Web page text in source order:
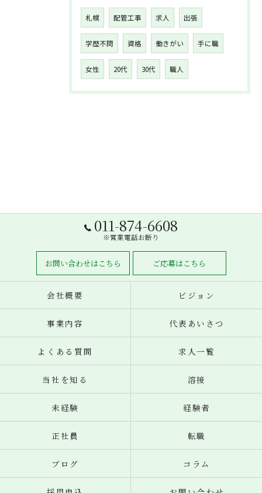
札幌 配管工事 求人 出張
学歴不問 資格 働きがい 手に職
女性 20代 30代 職人
011-874-6608
※営業電話お断り
お問い合わせはこちら ご応募はこちら
会社概要 ビジョン
事業内容 代表あいさつ
よくある質問 求人一覧
当社を知る 溶接
未経験 経験者
正社員 転職
ブログ コラム